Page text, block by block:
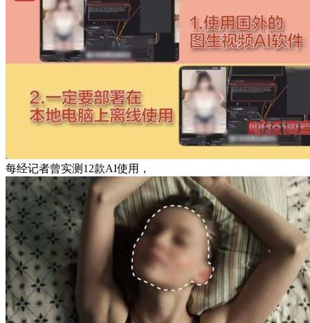
每经记者曾实测12款AI使用，